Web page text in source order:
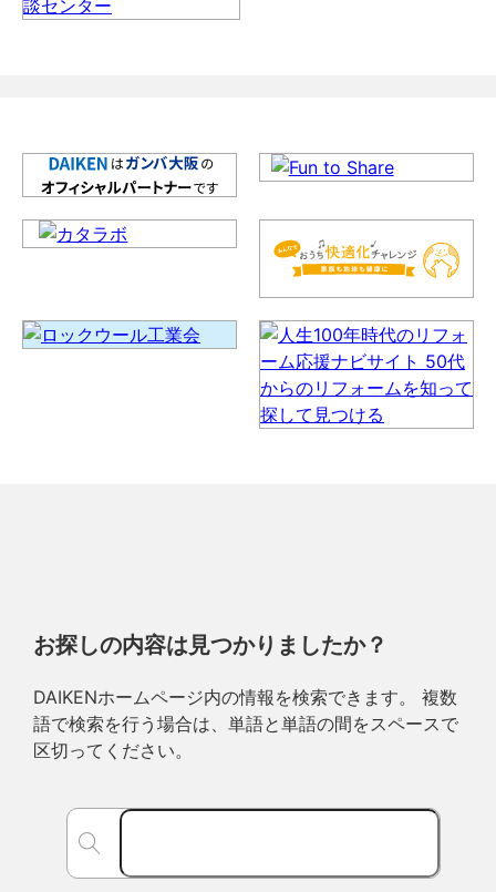
お探しの内容は見つかりましたか？
DAIKENホームページ内の情報を検索できます。 複数
語で検索を行う場合は、単語と単語の間をスペースで
区切ってください。